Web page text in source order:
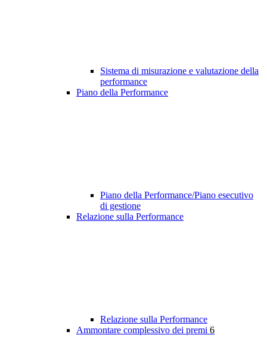
Sistema di misurazione e valutazione della
performance
Piano della Performance
Piano della Performance/Piano esecutivo
di gestione
Relazione sulla Performance
Relazione sulla Performance
Ammontare complessivo dei premi 6